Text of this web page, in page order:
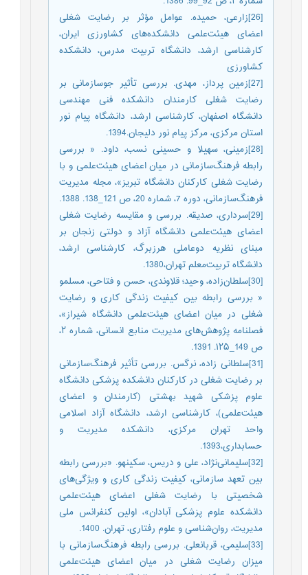
[26]زارعی، حمیده. عوامل مؤثر بر رضایت شغلی
اعضای هیئت‌علمی دانشکده‌های کشاورزی ایران،
کارشناسی ارشد، دانشگاه تربیت مدرس، دانشکده
کشاورزی
[27]زمین پرداز، مهدی. بررسی تأثیر جوسازمانی بر
رضایت شغلی کارمندان دانشکده فنی مهندسی
دانشگاه اصفهان، کارشناسی ارشد، دانشگاه پیام نور
استان مرکزی، مرکز پیام نور دلیجان.1394.
[28]زمینی، سهیلا و حسینی نسب، داود. « بررسی
رابطه فرهنگ‌سازمانی در میان اعضای هیئت‌علمی و با
رضایت شغلی کارکنان دانشگاه تبریز»، مجله مدیریت
فرهنگ‌سازمانی، دوره 7، شماره 20، ص 121_138. 1388.
[29]سرداری، صدیقه. بررسی و مقایسه رضایت شغلی
اعضای هیئت‌علمی دانشگاه آزاد و دولتی زنجان بر
مبنای نظریه دوعاملی هرزبرگ، کارشناسی ارشد،
دانشگاه تربیت‌معلم تهران،1380.
[30]سلطان‌زاده، وحید؛ قلاوندی، حسن و فتاحی، مسلمو
« بررسی رابطه بین کیفیت زندگی کاری و رضایت
شغلی در میان اعضای هیئت‌علمی دانشگاه شیراز»،
فصلنامه پژوهش‌های مدیریت منابع انسانی، شماره ۲،
ص 149_۱۲۵. 1391.
[31]سلطانی زاده، نرگس. بررسی تأثیر فرهنگ‌سازمانی
بر رضایت شغلی در کارکنان دانشکده پزشکی دانشگاه
علوم پزشکی شهید بهشتی (کارمندان و اعضای
هیئت‌علمی)، کارشناسی ارشد، دانشگاه آزاد اسلامی
واحد تهران مرکزی، دانشکده مدیریت و
حسابداری،1393.
[32]سلیمانی‌نژاد، علی و دریس، سکینهو. «بررسی رابطه
بین تعهد سازمانی، کیفیت زندگی کاری و ویژگی‌های
شخصیتی با رضایت شغلی اعضای هیئت‌علمی
دانشکده علوم پزشکی آبادان»، اولین کنفرانس ملی
مدیریت، روان‌شناسی و علوم رفتاری، تهران. 1400.
[33]سلیمی، قربانعلی. بررسی رابطه فرهنگ‌سازمانی با
میزان رضایت شغلی در میان اعضای هیئت‌علمی